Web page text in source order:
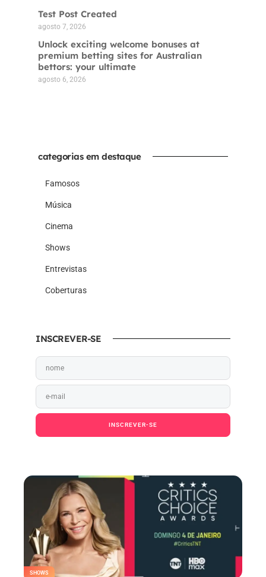
Test Post Created
agosto 7, 2026
Unlock exciting welcome bonuses at
premium betting sites for Australian
bettors: your ultimate
agosto 6, 2026
categorias em destaque
Famosos
Música
Cinema
Shows
Entrevistas
Coberturas
INSCREVER-SE
INSCREVER-SE
SHOWS